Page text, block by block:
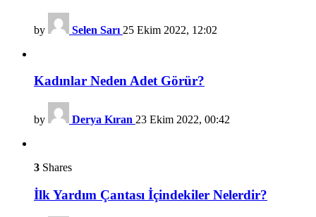
by Selen Sarı 25 Ekim 2022, 12:02
Kadınlar Neden Adet Görür?
by Derya Kıran 23 Ekim 2022, 00:42
3 Shares
İlk Yardım Çantası İçindekiler Nelerdir?